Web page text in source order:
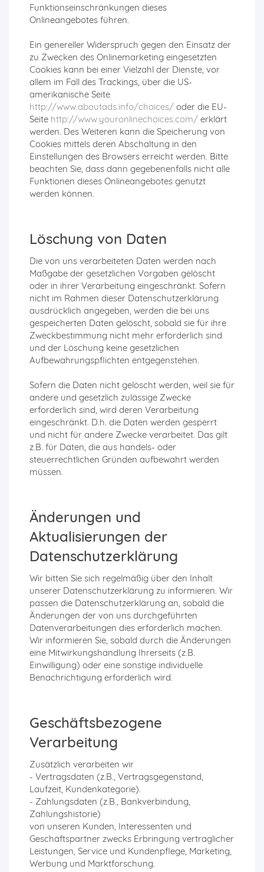
Funktionseinschränkungen dieses
Onlineangebotes führen.
Ein genereller Widerspruch gegen den Einsatz der
zu Zwecken des Onlinemarketing eingesetzten
Cookies kann bei einer Vielzahl der Dienste, vor
allem im Fall des Trackings, über die US-
amerikanische Seite
http://www.aboutads.info/choices/ oder die EU-
Seite http://www.youronlinechoices.com/ erklärt
werden. Des Weiteren kann die Speicherung von
Cookies mittels deren Abschaltung in den
Einstellungen des Browsers erreicht werden. Bitte
beachten Sie, dass dann gegebenenfalls nicht alle
Funktionen dieses Onlineangebotes genutzt
werden können.
Löschung von Daten
Die von uns verarbeiteten Daten werden nach
Maßgabe der gesetzlichen Vorgaben gelöscht
oder in ihrer Verarbeitung eingeschränkt. Sofern
nicht im Rahmen dieser Datenschutzerklärung
ausdrücklich angegeben, werden die bei uns
gespeicherten Daten gelöscht, sobald sie für ihre
Zweckbestimmung nicht mehr erforderlich sind
und der Löschung keine gesetzlichen
Aufbewahrungspflichten entgegenstehen.
Sofern die Daten nicht gelöscht werden, weil sie für
andere und gesetzlich zulässige Zwecke
erforderlich sind, wird deren Verarbeitung
eingeschränkt. D.h. die Daten werden gesperrt
und nicht für andere Zwecke verarbeitet. Das gilt
z.B. für Daten, die aus handels- oder
steuerrechtlichen Gründen aufbewahrt werden
müssen.
Änderungen und
Aktualisierungen der
Datenschutzerklärung
Wir bitten Sie sich regelmäßig über den Inhalt
unserer Datenschutzerklärung zu informieren. Wir
passen die Datenschutzerklärung an, sobald die
Änderungen der von uns durchgeführten
Datenverarbeitungen dies erforderlich machen.
Wir informieren Sie, sobald durch die Änderungen
eine Mitwirkungshandlung Ihrerseits (z.B.
Einwilligung) oder eine sonstige individuelle
Benachrichtigung erforderlich wird.
Geschäftsbezogene
Verarbeitung
Zusätzlich verarbeiten wir
- Vertragsdaten (z.B., Vertragsgegenstand,
Laufzeit, Kundenkategorie).
- Zahlungsdaten (z.B., Bankverbindung,
Zahlungshistorie)
von unseren Kunden, Interessenten und
Geschäftspartner zwecks Erbringung vertraglicher
Leistungen, Service und Kundenpflege, Marketing,
Werbung und Marktforschung.